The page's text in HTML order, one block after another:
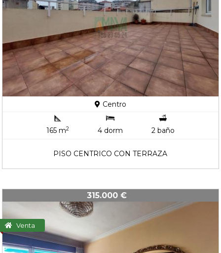
Centro
165 m2 4 dorm 2 baño
PISO CENTRICO CON TERRAZA
Venta
315.000 €